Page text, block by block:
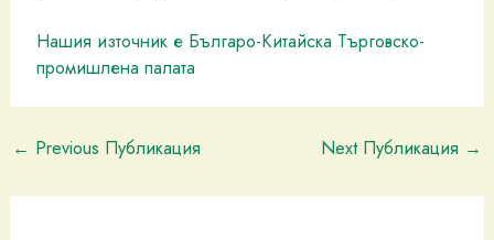
Нашия източник е Българо-Китайска Търговско-
промишлена палaта
← Previous Публикация Next Публикация →